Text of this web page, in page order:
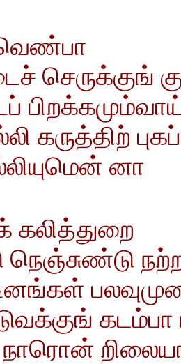
கருத்திற்
னா
நெஞ்சுண்டு
கடம்பா
நாரொன்